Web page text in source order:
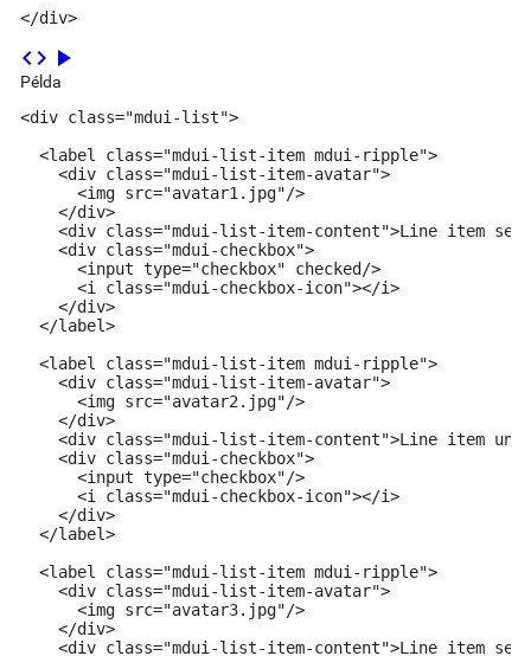
</div>
code play_arrow
Példa
<div class="mdui-list">
  <label class="mdui-list-item mdui-ripple">
    <div class="mdui-list-item-avatar">
      <img src="avatar1.jpg"/>
    </div>
<div class="mdui-list-item-content">Line item
    <div class="mdui-checkbox">
      <input type="checkbox" checked/>
      <i class="mdui-checkbox-icon"></i>
    </div>
  </label>
  <label class="mdui-list-item mdui-ripple">
    <div class="mdui-list-item-avatar">
      <img src="avatar2.jpg"/>
    </div>
<div class="mdui-list-item-content">Line item
    <div class="mdui-checkbox">
      <input type="checkbox"/>
      <i class="mdui-checkbox-icon"></i>
    </div>
  </label>
  <label class="mdui-list-item mdui-ripple">
    <div class="mdui-list-item-avatar">
      <img src="avatar3.jpg"/>
    </div>
<div class="mdui-list-item-content">Line item